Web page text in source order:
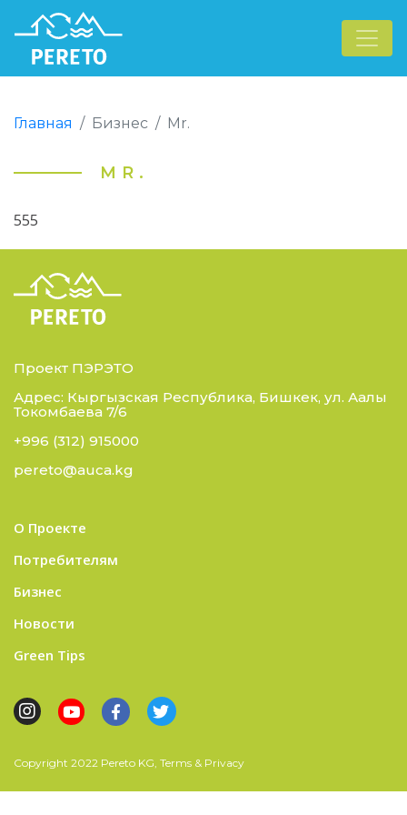
Главная Бизнес Mr.
MR.
555
Проект ПЭРЭТО
Адрес: Кыргызская Республика, Бишкек, ул. Аалы
Токомбаева 7/6
+996 (312) 915000
pereto@auca.kg
О Проекте
Потребителям
Бизнес
Новости
Green Tips
Copyright 2022 Pereto KG, Terms & Privacy